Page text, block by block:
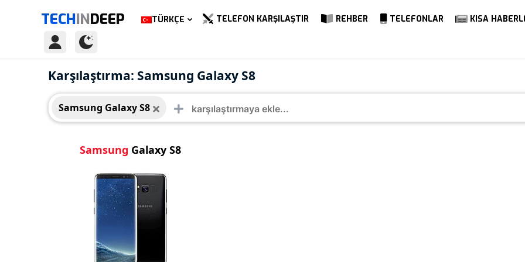
TECHINDEEP TÜRKÇE TELEFON KARŞILAŞTIR REHBER TELEFONLAR KISA
Karşılaştırma: Samsung Galaxy S8
Samsung Galaxy S8
Samsung Galaxy S8
Samsung Galaxy S8